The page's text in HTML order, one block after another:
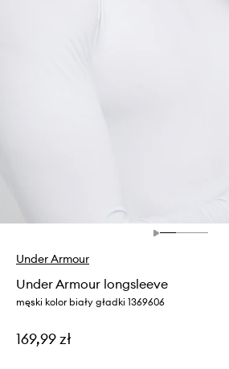
Under Armour
Under Armour longsleeve
męski kolor biały gładki 1369606
169,99 zł